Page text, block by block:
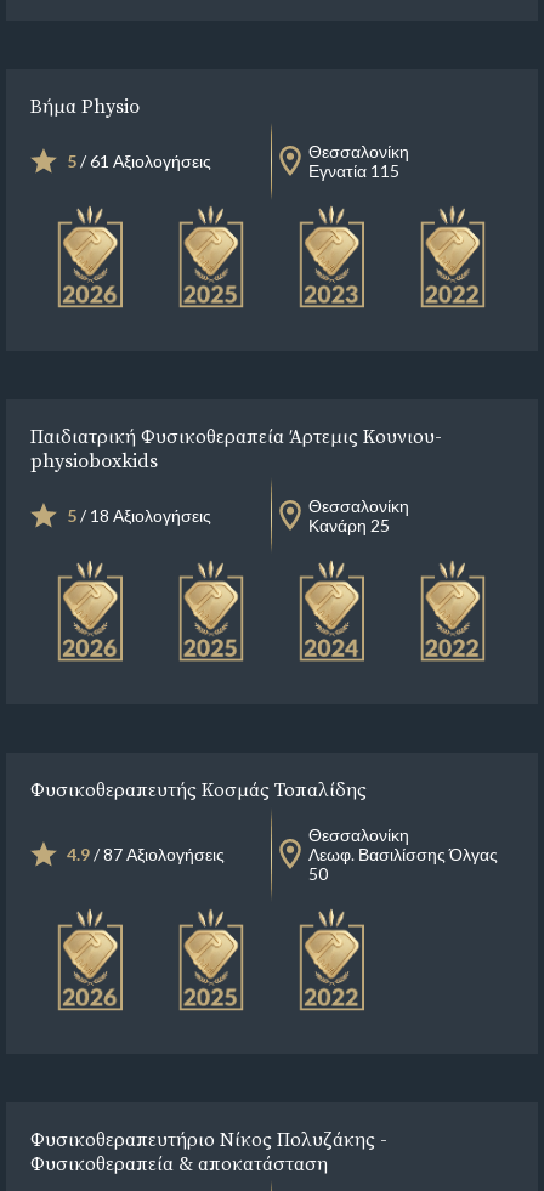
Βήμα Physio
5/ 61 Αξιολογήσεις
Θεσσαλονίκη
Εγνατία 115
Παιδιατρική Φυσικοθεραπεία Άρτεμις Κουνιου-
physioboxkids
5/ 18 Αξιολογήσεις
Θεσσαλονίκη
Κανάρη 25
Φυσικοθεραπευτής Κοσμάς Τοπαλίδης
4.9/ 87 Αξιολογήσεις
Θεσσαλονίκη
Λεωφ. Βασιλίσσης Όλγας
50
Φυσικοθεραπευτήριο Νίκος Πολυζάκης -
Φυσικοθεραπεία & αποκατάσταση